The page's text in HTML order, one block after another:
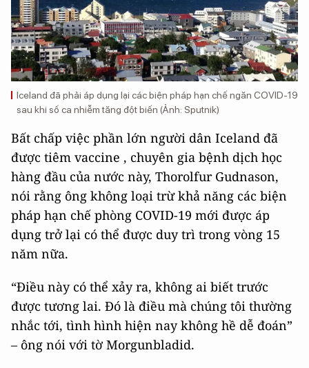
Iceland đã phải áp dụng lại các biện pháp hạn chế ngăn COVID-19
sau khi số ca nhiễm tăng đột biến (Ảnh: Sputnik)
Bất chấp việc phần lớn người dân Iceland đã
được tiêm vaccine , chuyên gia bệnh dịch học
hàng đầu của nước này, Thorolfur Gudnason,
nói rằng ông không loại trừ khả năng các biện
pháp hạn chế phòng COVID-19 mới được áp
dụng trở lại có thể được duy trì trong vòng 15
năm nữa.
“Điều này có thể xảy ra, không ai biết trước
được tương lai. Đó là điều mà chúng tôi thường
nhắc tới, tình hình hiện nay không hề dễ đoán”
– ông nói với tờ Morgunbladid.